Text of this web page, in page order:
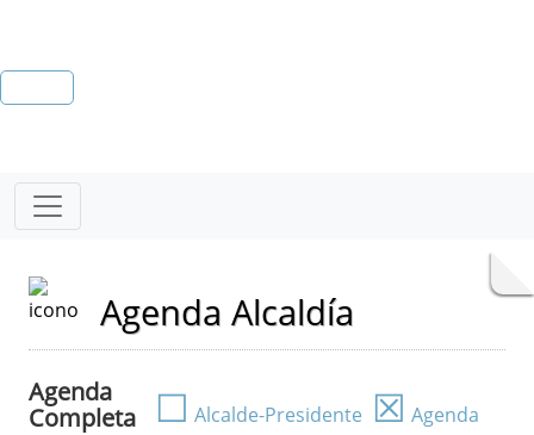
Agenda Alcaldía
Agenda
Completa
☐ Alcalde-Presidente ☒ Agenda